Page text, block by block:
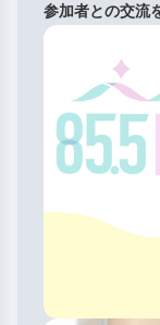
参加者との交流